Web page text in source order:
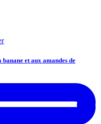
et aux amandes de